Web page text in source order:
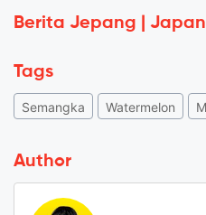
Berita Jepang |
Tags
Semangka Watermelon
Author